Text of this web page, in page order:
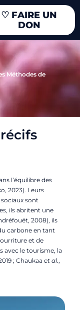
♡ FAIRE UN
DON
Méthodes de
l’équilibre des
2023). Leurs
sont
ils abritent une
2008), ils
carbone en tant
et de
avec le tourisme, la
; Chaukaa et al.,